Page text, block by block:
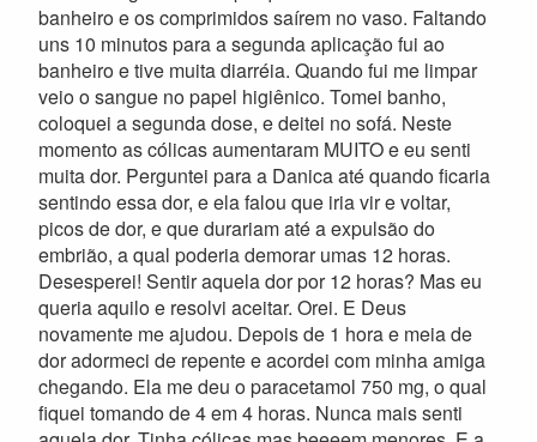
banheiro e os comprimidos saírem no vaso. Faltando
uns 10 minutos para a segunda aplicação fui ao
banheiro e tive muita diarréia. Quando fui me limpar
veio o sangue no papel higiênico. Tomei banho,
coloquei a segunda dose, e deitei no sofá. Neste
momento as cólicas aumentaram MUITO e eu senti
muita dor. Perguntei para a Danica até quando ficaria
sentindo essa dor, e ela falou que iria vir e voltar,
picos de dor, e que durariam até a expulsão do
embrião, a qual poderia demorar umas 12 horas.
Desesperei! Sentir aquela dor por 12 horas? Mas eu
queria aquilo e resolvi aceitar. Orei. E Deus
novamente me ajudou. Depois de 1 hora e meia de
dor adormeci de repente e acordei com minha amiga
chegando. Ela me deu o paracetamol 750 mg, o qual
fiquei tomando de 4 em 4 horas. Nunca mais senti